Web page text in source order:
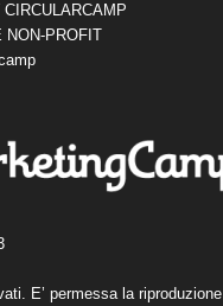
NON-PROFIT
E’ permessa la